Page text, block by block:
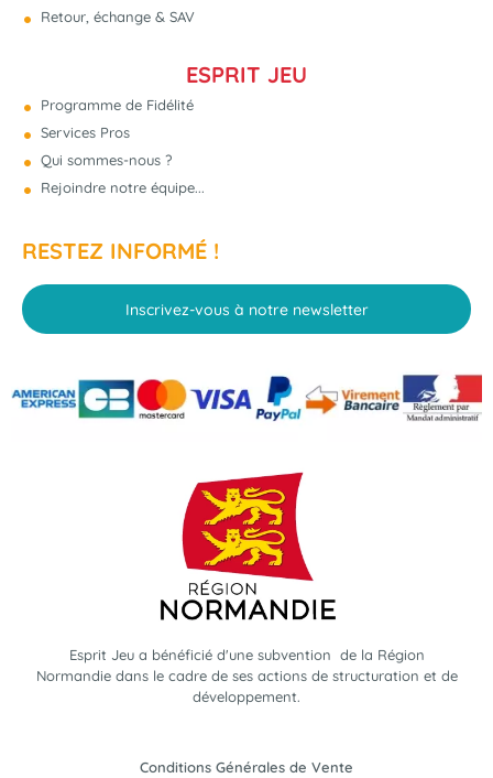
Retour, échange & SAV
ESPRIT JEU
Programme de Fidélité
Services Pros
Qui sommes-nous ?
Rejoindre notre équipe...
RESTEZ INFORMÉ !
Inscrivez-vous à notre newsletter
Esprit Jeu a bénéficié d'une subvention de la Région
Normandie dans le cadre de ses actions de structuration et de
développement.
Conditions Générales de Vente